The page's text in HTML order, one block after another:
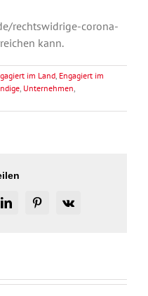
rechtswidrige-corona-
kann.
im Land Engagiert im
Unternehmen
LinkedInPinterest
Vk